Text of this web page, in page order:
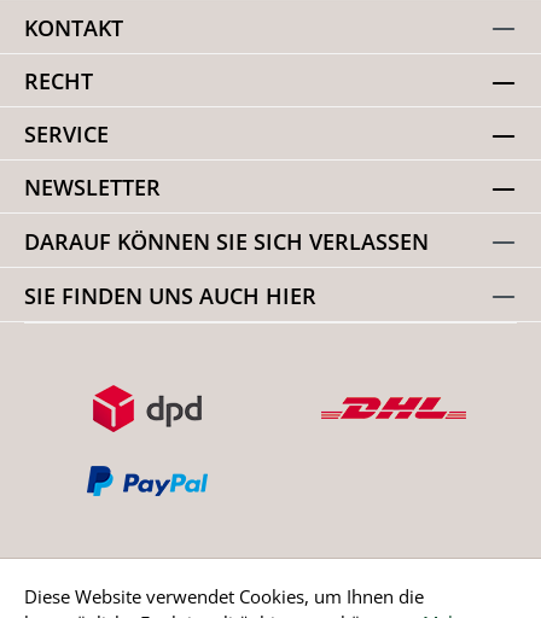
KONTAKT
RECHT
SERVICE
NEWSLETTER
DARAUF KÖNNEN SIE SICH VERLASSEN
SIE FINDEN UNS AUCH HIER
Diese Website verwendet Cookies, um Ihnen die